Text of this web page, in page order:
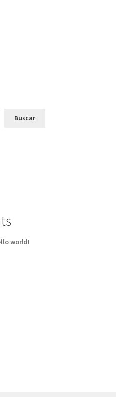
Buscar
world!